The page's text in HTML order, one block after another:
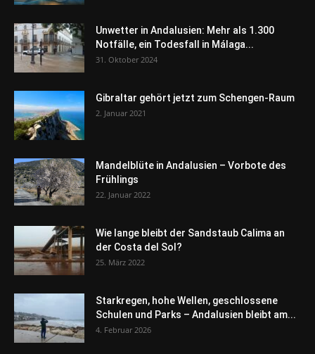
Unwetter in Andalusien: Mehr als 1.300
Notfälle, ein Todesfall in Málaga...
31. Oktober 2024
Gibraltar gehört jetzt zum Schengen-Raum
2. Januar 2021
Mandelblüte in Andalusien – Vorbote des
Frühlings
22. Januar 2022
Wie lange bleibt der Sandstaub Calima an
der Costa del Sol?
25. März 2022
Starkregen, hohe Wellen, geschlossene
Schulen und Parks – Andalusien bleibt am...
4. Februar 2026